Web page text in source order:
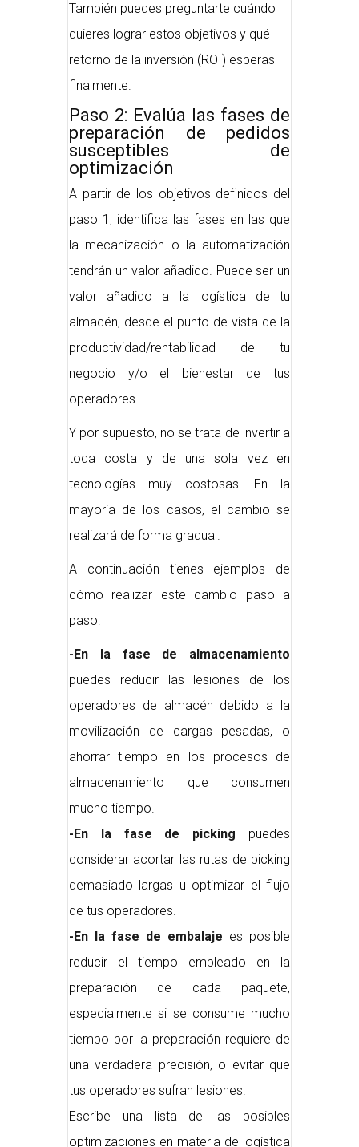
También puedes preguntarte cuándo
quieres lograr estos objetivos y qué
retorno de la inversión (ROI) esperas
finalmente.
Paso 2: Evalúa las fases de
preparación de pedidos
susceptibles de
optimización
A partir de los objetivos definidos del
paso 1, identifica las fases en las que
la mecanización o la automatización
tendrán un valor añadido. Puede ser un
valor añadido a la logística de tu
almacén, desde el punto de vista de la
productividad/rentabilidad de tu
negocio y/o el bienestar de tus
operadores.
Y por supuesto, no se trata de invertir a
toda costa y de una sola vez en
tecnologías muy costosas. En la
mayoría de los casos, el cambio se
realizará de forma gradual.
A continuación tienes ejemplos de
cómo realizar este cambio paso a
paso:
-En la fase de almacenamiento
puedes reducir las lesiones de los
operadores de almacén debido a la
movilización de cargas pesadas, o
ahorrar tiempo en los procesos de
almacenamiento que consumen
mucho tiempo.
-En la fase de picking puedes
considerar acortar las rutas de picking
demasiado largas u optimizar el flujo
de tus operadores.
-En la fase de embalaje es posible
reducir el tiempo empleado en la
preparación de cada paquete,
especialmente si se consume mucho
tiempo por la preparación requiere de
una verdadera precisión, o evitar que
tus operadores sufran lesiones.
Escribe una lista de las posibles
optimizaciones en materia de logística